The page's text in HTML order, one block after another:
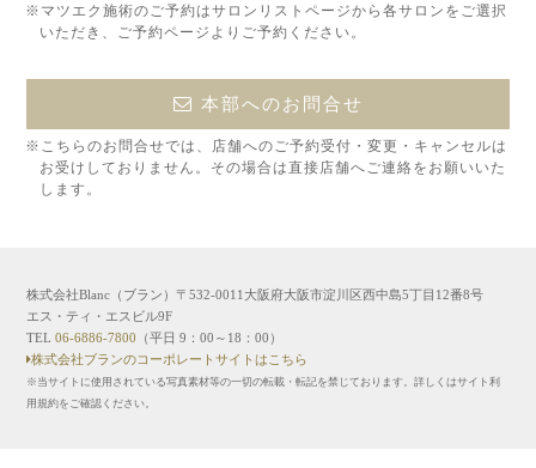
※マツエク施術のご予約はサロンリストページから各サロンをご選択
いただき、ご予約ページよりご予約ください。
本部へのお問合せ
※こちらのお問合せでは、店舗へのご予約受付・変更・キャンセルは
お受けしておりません。その場合は直接店舗へご連絡をお願いいた
します。
株式会社Blanc（ブラン）〒532-0011大阪府大阪市淀川区西中島5丁目12番8号
エス・ティ・エスビル9F
TEL06-6886-7800
（平日 9：00～18：00）
株式会社ブランのコーポレートサイトはこちら
※当サイトに使用されている写真素材等の一切の転載・転記を禁じております。詳しくはサイト利
用規約をご確認ください。